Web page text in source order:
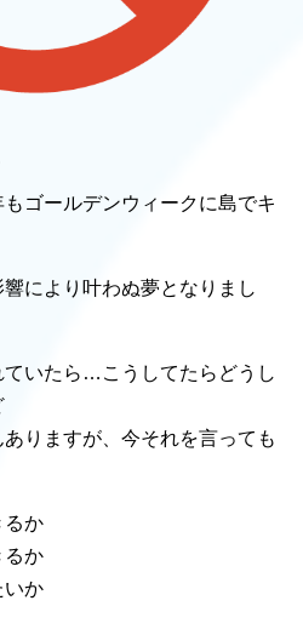
ゴールデンウィークに島でキ
により叶わぬ夢となりまし
いたら…こうしてたらどうし
りますが、今それを言っても
るか
るか
いか